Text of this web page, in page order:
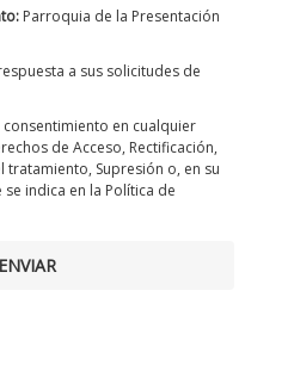
Parroquia de la Presentación
a sus solicitudes de
en cualquier
de Acceso, Rectificación,
Supresión o, en su
indica en la Política de
ENVIAR